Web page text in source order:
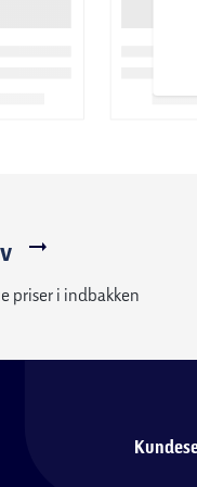
priser i indbakken